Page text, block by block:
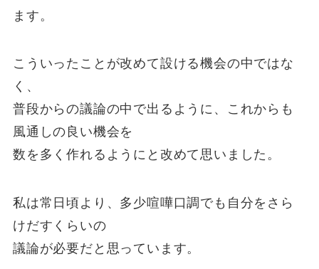
ます。
こういったことが改めて設ける機会の中ではな
く、
普段からの議論の中で出るように、これからも
風通しの良い機会を
数を多く作れるようにと改めて思いました。
私は常日頃より、多少喧嘩口調でも自分をさら
けだすくらいの
議論が必要だと思っています。